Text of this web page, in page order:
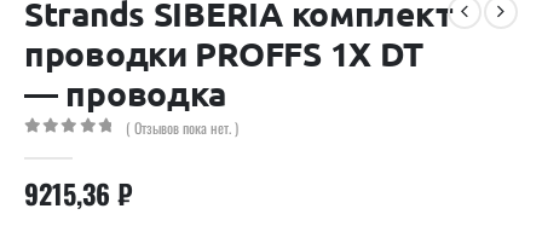
Strands SIBERIA комплект
проводки PROFFS 1X DT
— проводка
( Отзывов пока нет. )
9215,36 ₽